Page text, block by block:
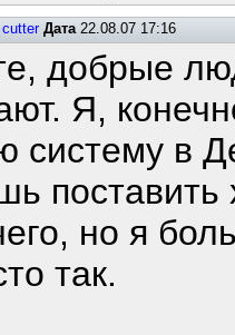
cutter Дата22.08.07 17:16
добрые
Я,
систему в
но я
так.